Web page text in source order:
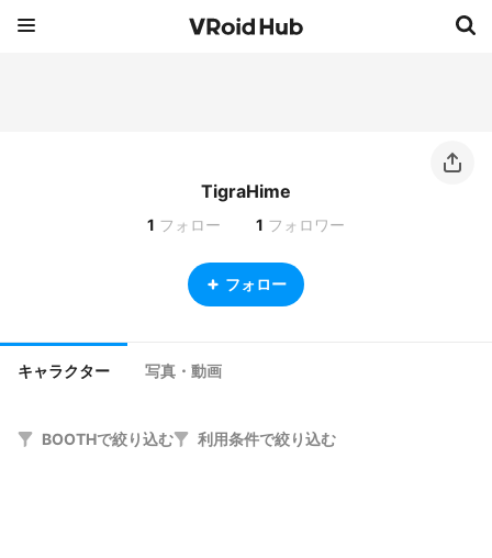
TigraHime
1 フォロー 1 フォロワー
フォロー
キャラクター 写真・動画
BOOTHで絞り込む 利用条件で絞り込む